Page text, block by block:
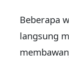
Beberapa
langsung